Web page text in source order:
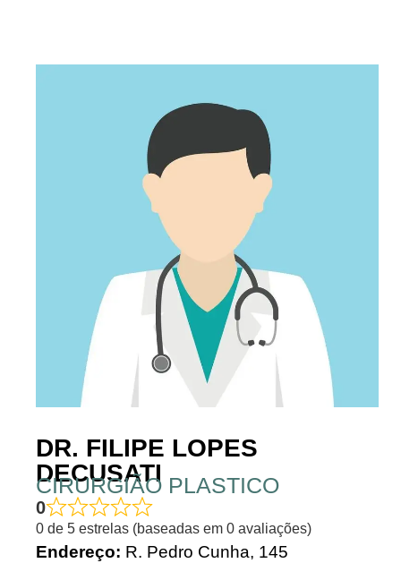
DR. FILIPE LOPES
DECUSATI
CIRURGIÃO PLASTICO
0
0 de 5 estrelas (baseadas em 0 avaliações)
Endereço: R. Pedro Cunha, 145